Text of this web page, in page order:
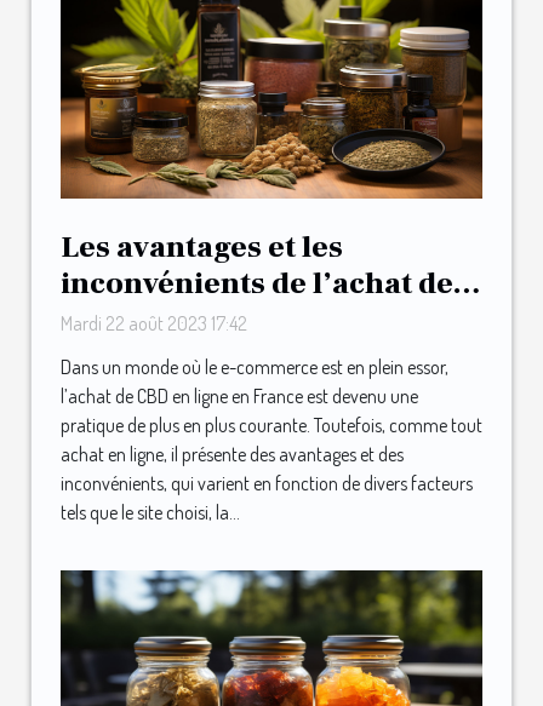
Les avantages et les
inconvénients de l’achat de
CBD en ligne en France
Mardi 22 août 2023 17:42
Dans un monde où le e-commerce est en plein essor,
l’achat de CBD en ligne en France est devenu une
pratique de plus en plus courante. Toutefois, comme tout
achat en ligne, il présente des avantages et des
inconvénients, qui varient en fonction de divers facteurs
tels que le site choisi, la...